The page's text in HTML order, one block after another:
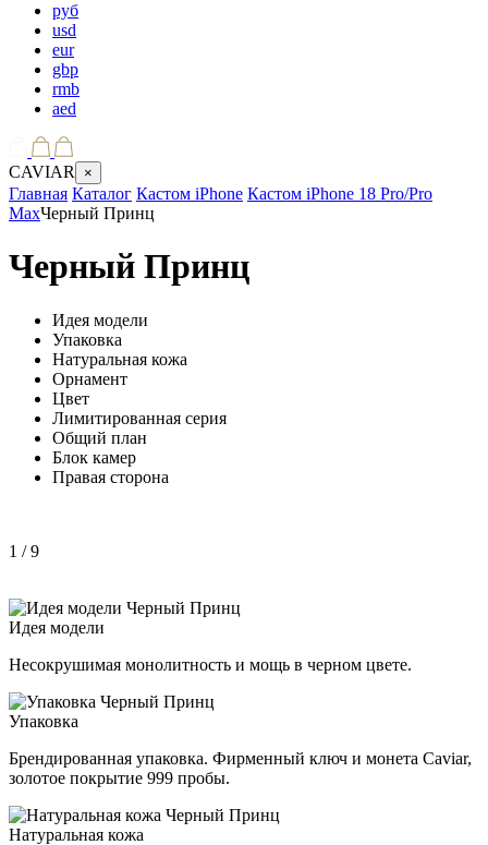
руб
usd
eur
gbp
rmb
aed
CAVIAR ×
Главная Каталог Кастом iPhone Кастом iPhone 18 Pro/Pro
MaxЧерный Принц
Черный Принц
Идея модели
Упаковка
Натуральная кожа
Орнамент
Цвет
Лимитированная серия
Общий план
Блок камер
Правая сторона
1 / 9
Идея модели
Несокрушимая монолитность и мощь в черном цвете.
Упаковка
Брендированная упаковка. Фирменный ключ и монета Caviar,
золотое покрытие 999 пробы.
Натуральная кожа